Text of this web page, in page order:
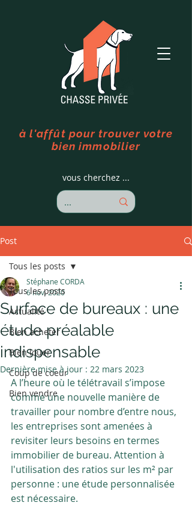
à l'affût pour trouver votre
bien immobilier
vous cherchez ...
Post
Tous les posts
Actualité
Bien acheter
Bien louer
Coup de coeur
Bien vendre
Tous les posts
Surface de bureaux : une
étude préalable
indispensable
Stéphane CORDA
6 nov. 2020
Dernière mise à jour : 22 mars 2023
A l’heure où le télétravail s’impose
comme une nouvelle manière de
travailler pour nombre d’entre nous,
les entreprises sont amenées à
revisiter leurs besoins en termes
immobilier de bureau. Attention à
l'utilisation des ratios sur les m² par
personne : une étude personnalisée
est nécessaire.